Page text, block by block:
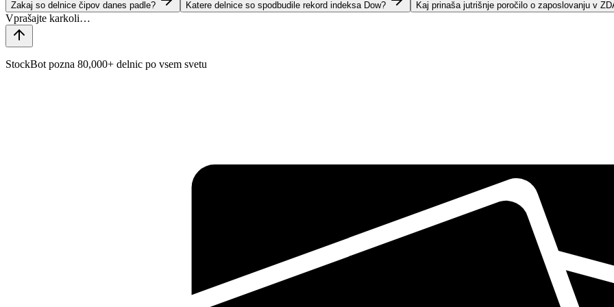
Zakaj so delnice čipov danes padle? Katere delnice so spodbudile rekord indeksa Dow? Kaj prinaša jutrišnje poročilo o zaposlovanju v
StockBot pozna 80,000+ delnic po vsem svetu